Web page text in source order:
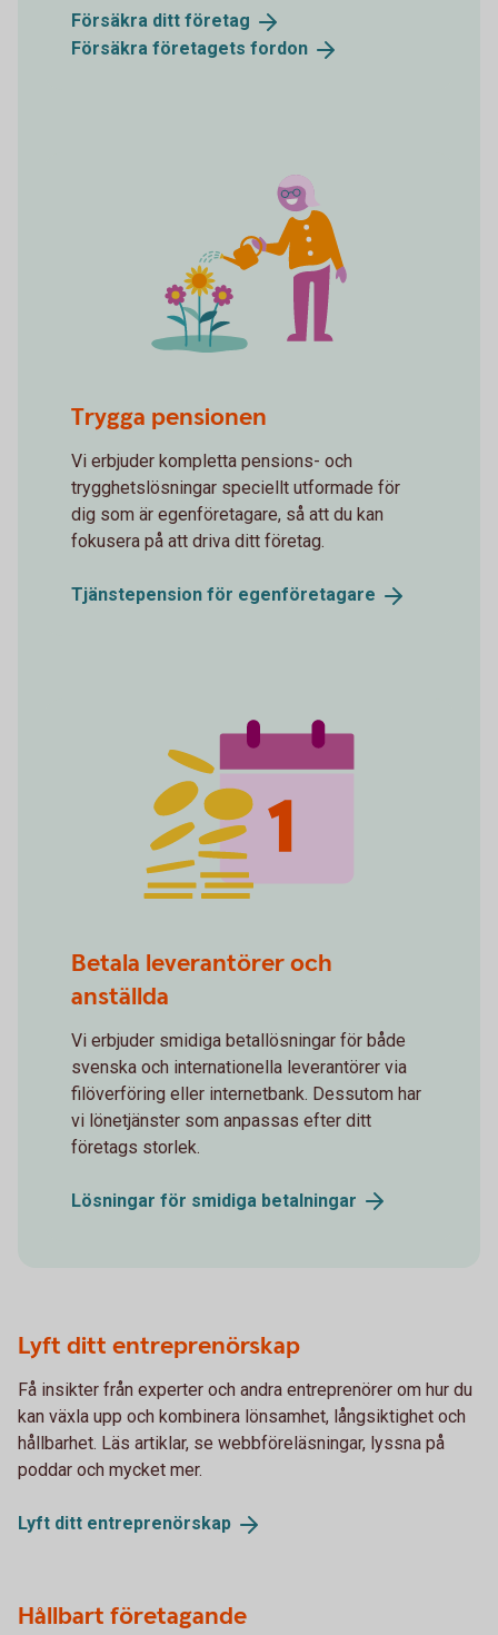
Försäkra ditt företag
Försäkra företagets fordon
Trygga pensionen
Vi erbjuder kompletta pensions- och
trygghetslösningar speciellt utformade för
dig som är egenföretagare, så att du kan
fokusera på att driva ditt företag.
Tjänstepension för egenföretagare
Betala leverantörer och
anställda
Vi erbjuder smidiga betallösningar för både
svenska och internationella leverantörer via
filöverföring eller internetbank. Dessutom har
vi lönetjänster som anpassas efter ditt
företags storlek.
Lösningar för smidiga betalningar
Lyft ditt entreprenörskap
Få insikter från experter och andra entreprenörer om hur du
kan växla upp och kombinera lönsamhet, långsiktighet och
hållbarhet. Läs artiklar, se webbföreläsningar, lyssna på
poddar och mycket mer.
Lyft ditt entreprenörskap
Hållbart företagande